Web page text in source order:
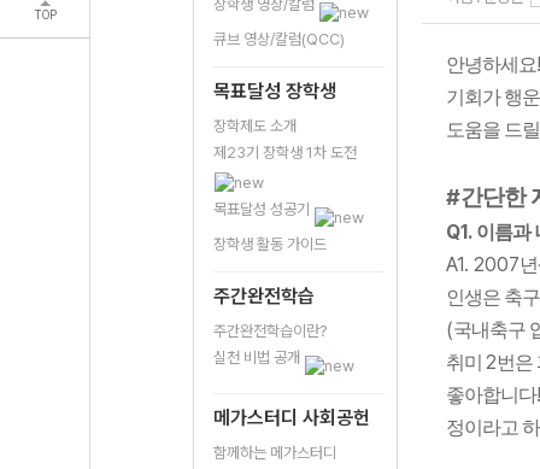
TOP
장학생 영상/칼럼
큐브 영상/칼럼(QCC)
목표달성 장학생
장학제도 소개
제23기 장학생 1차 도전
목표달성 성공기
장학생 활동 가이드
주간완전학습
주간완전학습이란?
실천 비법 공개
메가스터디 사회공헌
함께하는 메가스터디
안녕하세요
기회가 행
도움을 드
#간단한
Q1. 이름과
A1. 2007
인생은 축
(국내축구
취미 2번은
좋아합니다
정이라고